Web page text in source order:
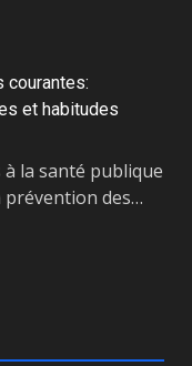
courantes:
et habitudes
la santé publique
prévention des…